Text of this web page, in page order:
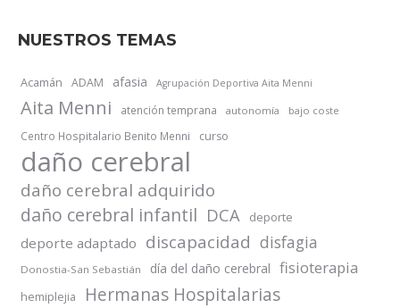
NUESTROS TEMAS
Acamán ADAM afasia Agrupación Deportiva Aita Menni
Aita Menni atención temprana autonomía bajo coste
Centro Hospitalario Benito Menni curso
daño cerebral
daño cerebral adquirido
daño cerebral infantil DCA deporte
deporte adaptado discapacidad disfagia
Donostia-San Sebastián día del daño cerebral fisioterapia
hemiplejia Hermanas Hospitalarias